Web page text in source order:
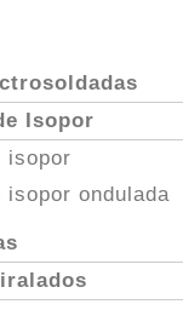
Isopor
isopor
isopor ondulada